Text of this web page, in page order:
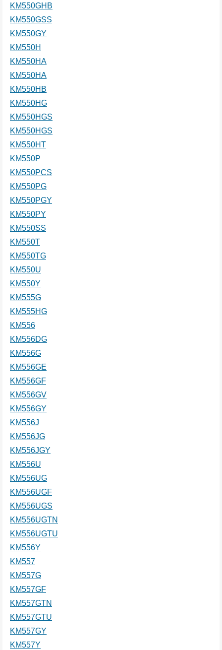
KM550GHB
KM550GSS
KM550GY
KM550H
KM550HA
KM550HA
KM550HB
KM550HG
KM550HGS
KM550HGS
KM550HT
KM550P
KM550PCS
KM550PG
KM550PGY
KM550PY
KM550SS
KM550T
KM550TG
KM550U
KM550Y
KM555G
KM555HG
KM556
KM556DG
KM556G
KM556GE
KM556GF
KM556GV
KM556GY
KM556J
KM556JG
KM556JGY
KM556U
KM556UG
KM556UGF
KM556UGS
KM556UGTN
KM556UGTU
KM556Y
KM557
KM557G
KM557GF
KM557GTN
KM557GTU
KM557GY
KM557Y